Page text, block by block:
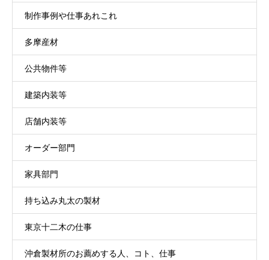
制作事例や仕事あれこれ
多摩産材
公共物件等
建築内装等
店舗内装等
オーダー部門
家具部門
持ち込み丸太の製材
東京十二木の仕事
沖倉製材所のお薦めする人、コト、仕事